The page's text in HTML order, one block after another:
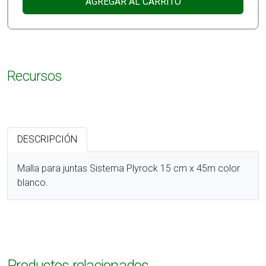
Recursos
DESCRIPCIÓN
Malla para juntas Sistema Plyrock 15 cm x 45m color
blanco.